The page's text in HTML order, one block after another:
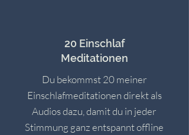
20 Einschlaf
Meditationen
Du bekommst 20 meiner
Einschlafmeditationen direkt als
Audios dazu, damit du in jeder
Stimmung ganz entspannt offline